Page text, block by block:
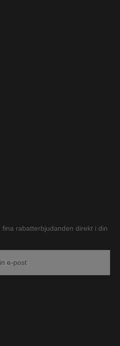
rabatterbjudanden direkt i din